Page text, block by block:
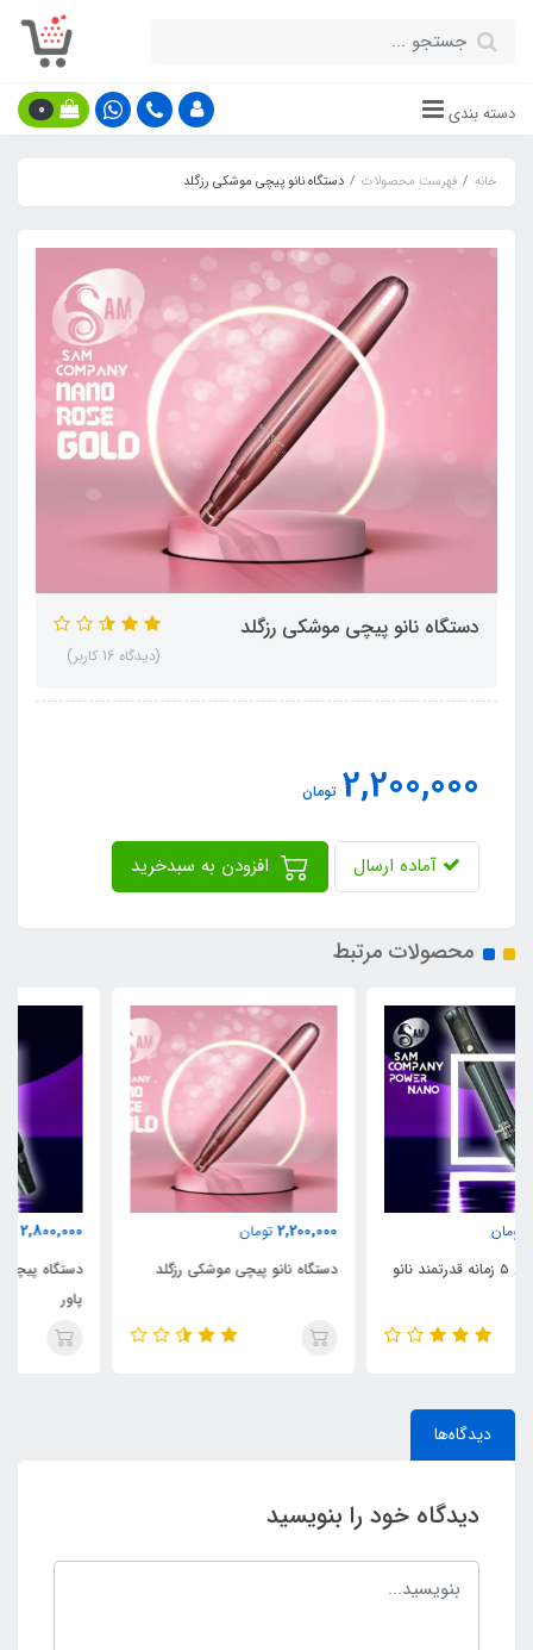
دسته بندی 0
خانه فهرست محصولات دستگاه نانو پیچی موشکی رزگلد
دستگاه نانو پیچی موشکی رزگلد
(دیدگاه 16 کاربر)
2,200,000 تومان
آماده ارسال
محصولات مرتبط
2,200,000
دستگاه نانو پیچی موشکی رزگلد
دستگاه پیچی ۵ زمانه قدرتمند نانو
دیدگاه‌ها
دیدگاه خود را بنویسید